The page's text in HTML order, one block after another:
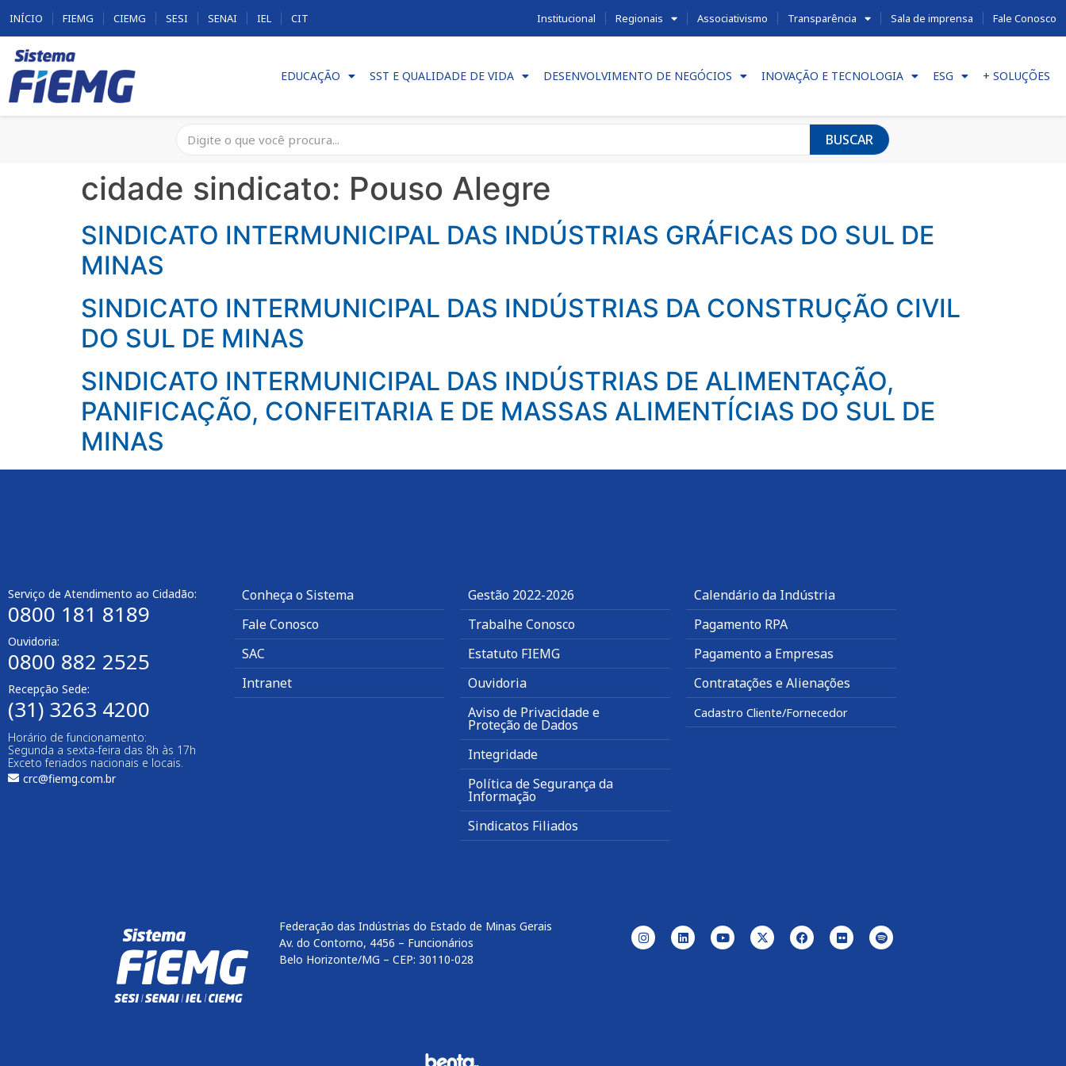
INÍCIO FIEMG CIEMG SESI SENAI IEL CIT Institucional Regionais Associativismo Transparência Sala de imprensa Fale Conosco
EDUCAÇÃO SST E QUALIDADE DE VIDA DESENVOLVIMENTO DE NEGÓCIOS INOVAÇÃO E TECNOLOGIA ESG + SOLUÇÕES
BUSCAR
cidade sindicato: Pouso Alegre
SINDICATO INTERMUNICIPAL DAS INDÚSTRIAS GRÁFICAS DO SUL DE
MINAS
SINDICATO INTERMUNICIPAL DAS INDÚSTRIAS DA CONSTRUÇÃO CIVIL
DO SUL DE MINAS
SINDICATO INTERMUNICIPAL DAS INDÚSTRIAS DE ALIMENTAÇÃO,
PANIFICAÇÃO, CONFEITARIA E DE MASSAS ALIMENTÍCIAS DO SUL DE
MINAS
Serviço de Atendimento ao Cidadão:
0800 181 8189
Ouvidoria:
0800 882 2525​
Recepção Sede:
(31) 3263 4200
Horário de funcionamento:
Segunda a sexta-feira das 8h às 17h
Exceto feriados nacionais e locais.
crc@fiemg.com.br
Conheça o Sistema
Fale Conosco
SAC
Intranet
Gestão 2022-2026
Trabalhe Conosco
Estatuto FIEMG
Ouvidoria
Aviso de Privacidade e
Proteção de Dados
Integridade
Política de Segurança da
Informação
Sindicatos Filiados
Calendário da Indústria
Pagamento RPA
Pagamento a Empresas
Contratações e Alienações
Cadastro Cliente/Fornecedor
Federação das Indústrias do Estado de Minas Gerais
Av. do Contorno, 4456 – Funcionários
Belo Horizonte/MG – CEP: 30110-028